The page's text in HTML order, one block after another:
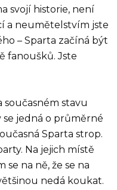
svojí historie, není
a neumětelstvím jste
– Sparta začíná být
fanoušků. Jste
současném stavu
se jedná o průměrné
Sparta strop.
Na jejich místě
na ně, že se na
nedá koukat.